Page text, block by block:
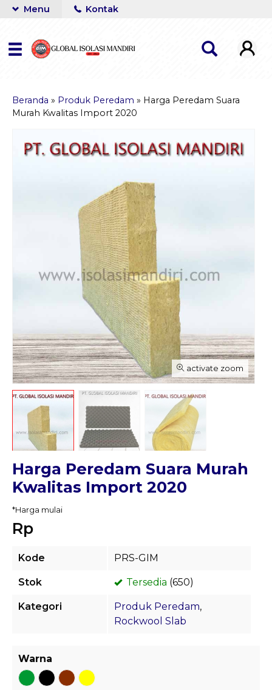
Menu Kontak
Beranda » Produk Peredam » Harga Peredam Suara
Murah Kwalitas Import 2020
activate zoom
Harga Peredam Suara Murah
Kwalitas Import 2020
*Harga mulai
Rp
Kode PRS-GIM
Stok Tersedia (650)
Kategori Produk Peredam,
Rockwool Slab
Warna